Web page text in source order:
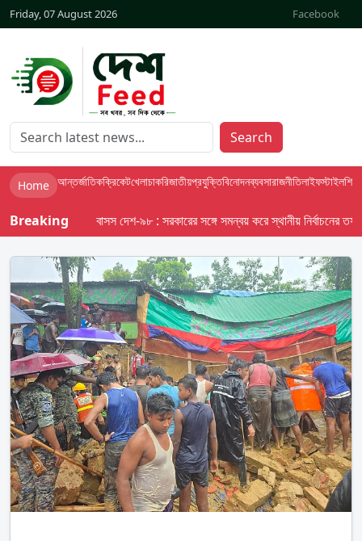
Friday, 07 August 2026 Facebook
Search
Home আন্তর্জাতিকক্রিকেটখেলাচাকরিজাতীয়প্রযুক্তিবিনোদনব্যবসারাজনীতিলাইফস্টাইলশিক্ষা
Breaking বাসস দেশ-৯৮ : সরকারের সঙ্গে সমন্বয় করে স্থানীয় নির্বাচনের